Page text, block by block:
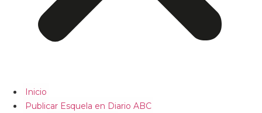
Inicio
Publicar Esquela en Diario ABC